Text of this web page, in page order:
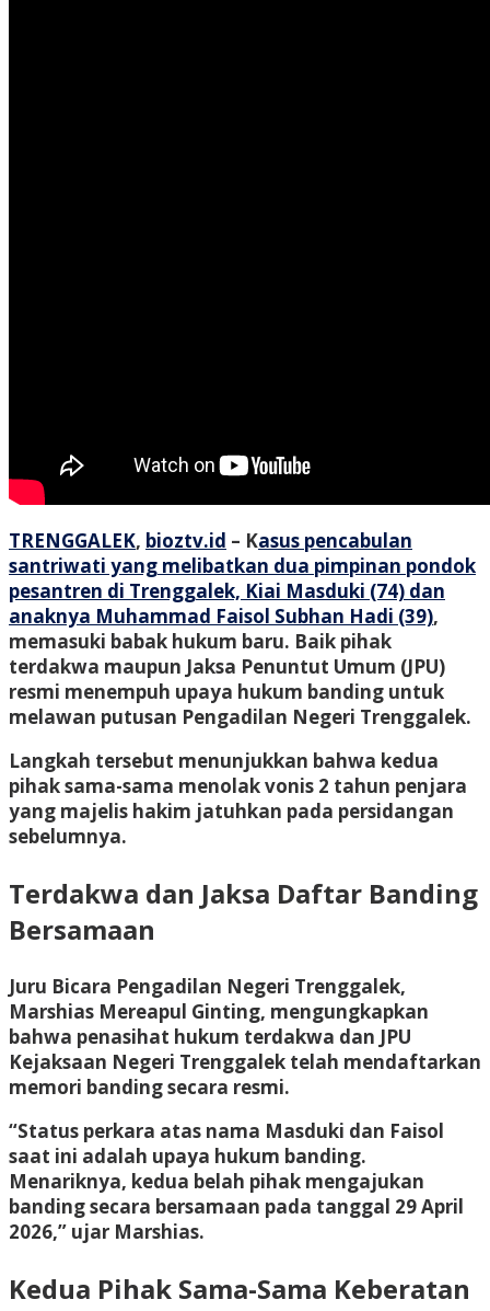
TRENGGALEK, bioztv.id – Kasus pencabulan
santriwati yang melibatkan dua pimpinan pondok
pesantren di Trenggalek, Kiai Masduki (74) dan
anaknya Muhammad Faisol Subhan Hadi (39),
memasuki babak hukum baru. Baik pihak
terdakwa maupun Jaksa Penuntut Umum (JPU)
resmi menempuh upaya hukum banding untuk
melawan putusan Pengadilan Negeri Trenggalek.
Langkah tersebut menunjukkan bahwa kedua
pihak sama-sama menolak vonis 2 tahun penjara
yang majelis hakim jatuhkan pada persidangan
sebelumnya.
Terdakwa dan Jaksa Daftar Banding
Bersamaan
Juru Bicara Pengadilan Negeri Trenggalek,
Marshias Mereapul Ginting, mengungkapkan
bahwa penasihat hukum terdakwa dan JPU
Kejaksaan Negeri Trenggalek telah mendaftarkan
memori banding secara resmi.
“Status perkara atas nama Masduki dan Faisol
saat ini adalah upaya hukum banding.
Menariknya, kedua belah pihak mengajukan
banding secara bersamaan pada tanggal 29 April
2026,” ujar Marshias.
Kedua Pihak Sama-Sama Keberatan